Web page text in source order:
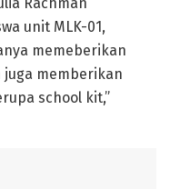
Rachman
unit MLK-01,
memeberikan
memberikan
school kit,”